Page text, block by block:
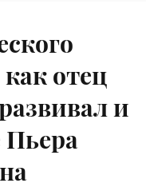
отец
и
Пьера